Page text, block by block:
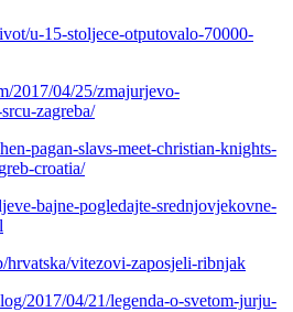
u-15-stoljece-otputovalo-70000-
2017/04/25/zmajurjevo-
zagreba/
pagan-slavs-meet-christian-knights-
croatia/
bajne-pogledajte-srednjovjekovne-
hrvatska/vitezovi-zaposjeli-ribnjak
2017/04/21/legenda-o-svetom-jurju-